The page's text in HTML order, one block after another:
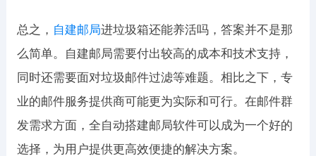
总之， 自建邮局进垃圾箱还能养活吗，答案并不是那
么简单。自建邮局需要付出较高的成本和技术支持，
同时还需要面对垃圾邮件过滤等难题。相比之下，专
业的邮件服务提供商可能更为实际和可行。在邮件群
发需求方面，全自动搭建邮局软件可以成为一个好的
选择，为用户提供更高效便捷的解决方案。